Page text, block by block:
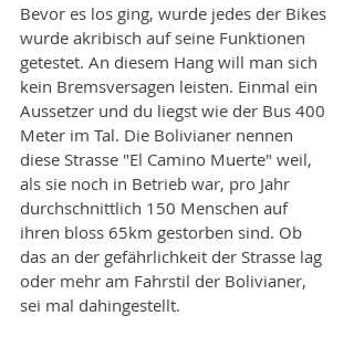
Bevor es los ging, wurde jedes der Bikes
wurde akribisch auf seine Funktionen
getestet. An diesem Hang will man sich
kein Bremsversagen leisten. Einmal ein
Aussetzer und du liegst wie der Bus 400
Meter im Tal. Die Bolivianer nennen
diese Strasse "El Camino Muerte" weil,
als sie noch in Betrieb war, pro Jahr
durchschnittlich 150 Menschen auf
ihren bloss 65km gestorben sind. Ob
das an der gefährlichkeit der Strasse lag
oder mehr am Fahrstil der Bolivianer,
sei mal dahingestellt.